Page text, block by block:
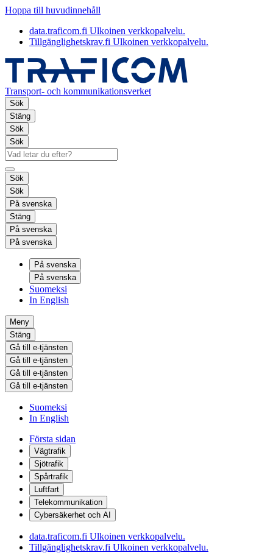
Hoppa till huvudinnehåll
data.traficom.fi Ulkoinen verkkopalvelu.
Tillgänglighetskrav.fi Ulkoinen verkkopalvelu.
Transport- och kommunikationsverket
Sök
Stäng
Sök
Sök
Sök
Sök
På svenska
Stäng
På svenska
På svenska
På svenska
På svenska
Suomeksi
In English
Meny
Stäng
Gå till e-tjänsten
Gå till e-tjänsten
Gå till e-tjänsten
Gå till e-tjänsten
Suomeksi
In English
Första sidan
Vägtrafik
Sjötrafik
Spårtrafik
Luftfart
Telekommunikation
Cybersäkerhet och AI
data.traficom.fi Ulkoinen verkkopalvelu.
Tillgänglighetskrav.fi Ulkoinen verkkopalvelu.